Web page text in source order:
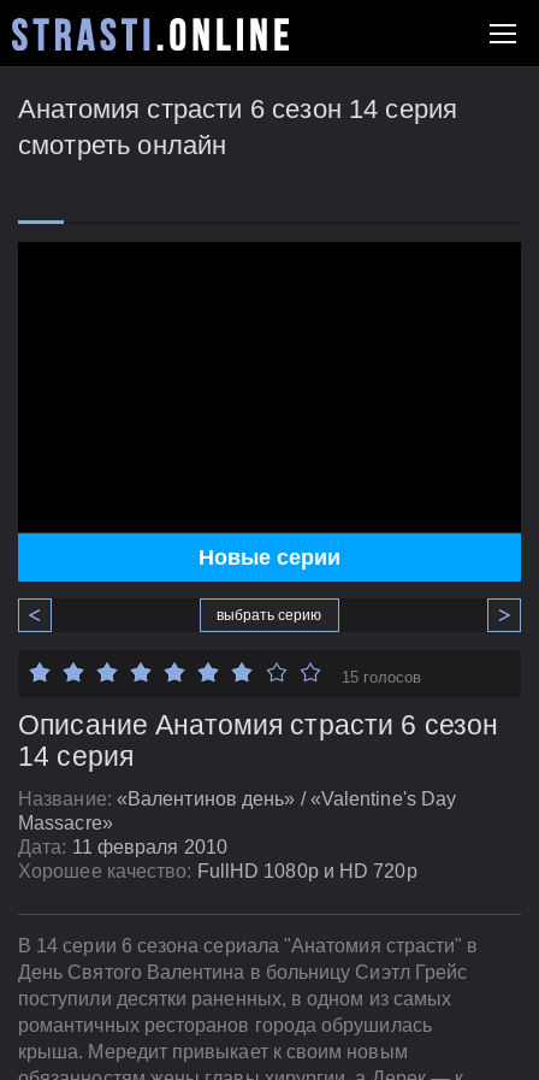
Анатомия страсти 6 сезон 14 серия
смотреть онлайн
Новые серии
выбрать серию
Описание Анатомия страсти 6 сезон
14 серия
Название: «Валентинов день» / «Valentine's Day
Massacre»
Дата: 11 февраля 2010
Хорошее качество: FullHD 1080p и HD 720p
15 голосов
В 14 серии 6 сезона сериала "Анатомия страсти" в
День Святого Валентина в больницу Сиэтл Грейс
поступили десятки раненных, в одном из самых
романтичных ресторанов города обрушилась
крыша. Мередит привыкает к своим новым